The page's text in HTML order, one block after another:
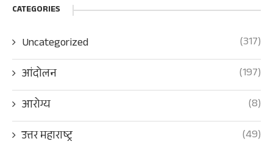
CATEGORIES
Uncategorized
(317)
आंदोलन
(197)
आरोग्य
(8)
उत्तर महाराष्ट्र
(49)